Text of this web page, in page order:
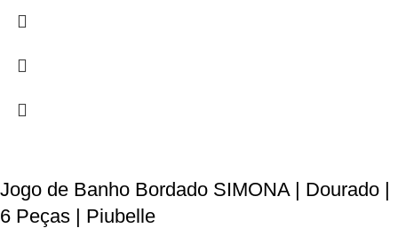
Jogo de Banho Bordado SIMONA | Dourado |
6 Peças | Piubelle